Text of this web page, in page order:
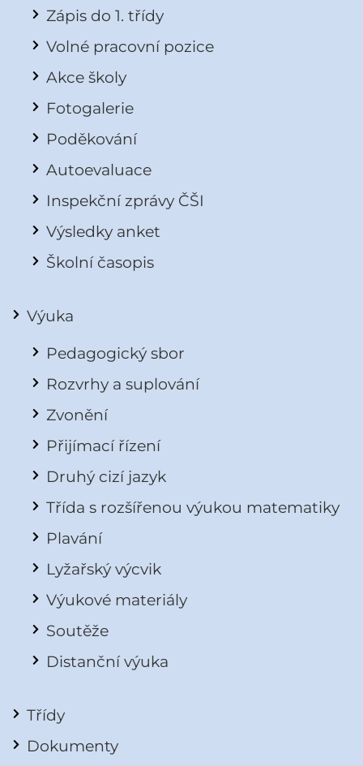
Zápis do 1. třídy
Volné pracovní pozice
Akce školy
Fotogalerie
Poděkování
Autoevaluace
Inspekční zprávy ČŠI
Výsledky anket
Školní časopis
Výuka
Pedagogický sbor
Rozvrhy a suplování
Zvonění
Přijímací řízení
Druhý cizí jazyk
Třída s rozšířenou výukou matematiky
Plavání
Lyžařský výcvik
Výukové materiály
Soutěže
Distanční výuka
Třídy
Dokumenty